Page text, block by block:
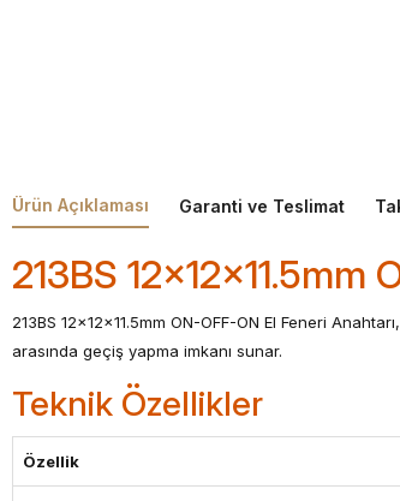
Ürün Açıklaması Garanti ve Teslimat
213BS 12x12x11.5mm
213BS 12x12x11.5mm ON-OFF-ON El Feneri
arasında geçiş yapma imkanı sunar.
Teknik Özellikler
Özellik